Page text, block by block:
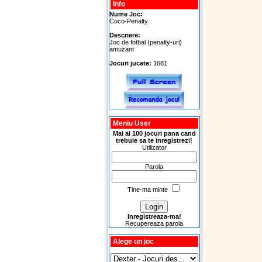
Info
Nume Joc:
Coco-Penalty
Descriere:
Joc de fotbal (penalty-uri)
amuzant
Jocuri jucate: 1681
Meniu User
Mai ai 100 jocuri pana cand
trebuie sa te inregistrezi!
Utilizator
Parola
Tine-ma minte
Inregistreaza-ma!
Recupereaza parola
Alege un joc